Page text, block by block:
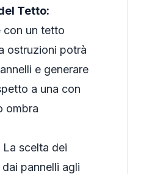
Tetto:
con un tetto
ostruzioni potrà
e generare
a una con
ombra
La scelta dei
pannelli agli